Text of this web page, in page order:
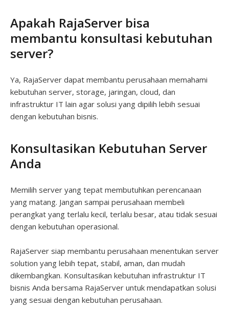
Apakah RajaServer bisa
membantu konsultasi kebutuhan
server?
Ya, RajaServer dapat membantu perusahaan memahami
kebutuhan server, storage, jaringan, cloud, dan
infrastruktur IT lain agar solusi yang dipilih lebih sesuai
dengan kebutuhan bisnis.
Konsultasikan Kebutuhan Server
Anda
Memilih server yang tepat membutuhkan perencanaan
yang matang. Jangan sampai perusahaan membeli
perangkat yang terlalu kecil, terlalu besar, atau tidak sesuai
dengan kebutuhan operasional.
RajaServer siap membantu perusahaan menentukan server
solution yang lebih tepat, stabil, aman, dan mudah
dikembangkan. Konsultasikan kebutuhan infrastruktur IT
bisnis Anda bersama RajaServer untuk mendapatkan solusi
yang sesuai dengan kebutuhan perusahaan.